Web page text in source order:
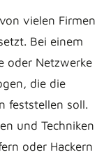
vielen Firmen
Bei einem
oder Netzwerke
die die
feststellen soll.
und Techniken
oder Hackern